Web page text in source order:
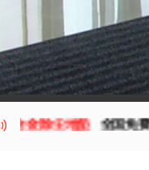
尘地垫全国免费电话